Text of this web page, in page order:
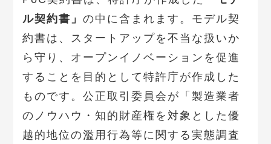
ル契約書」の中に含まれます。モデル契
約書は、スタートアップを不当な扱いか
ら守り、オープンイノベーションを促進
することを目的として特許庁が作成した
ものです。公正取引委員会が「製造業者
のノウハウ・知的財産権を対象とした優
越的地位の濫用行為等に関する実態調査